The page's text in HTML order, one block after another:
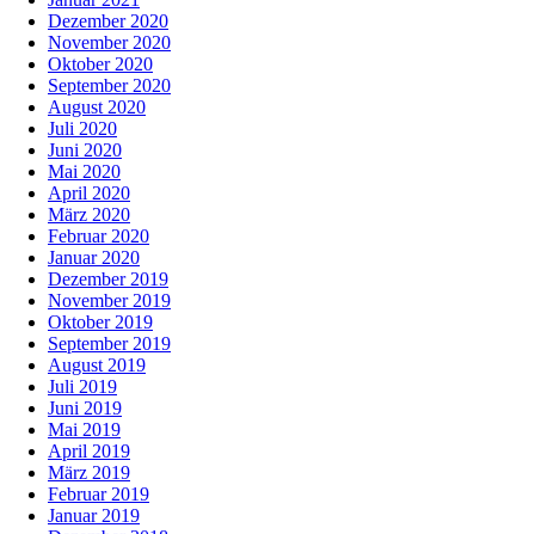
Dezember 2020
November 2020
Oktober 2020
September 2020
August 2020
Juli 2020
Juni 2020
Mai 2020
April 2020
März 2020
Februar 2020
Januar 2020
Dezember 2019
November 2019
Oktober 2019
September 2019
August 2019
Juli 2019
Juni 2019
Mai 2019
April 2019
März 2019
Februar 2019
Januar 2019